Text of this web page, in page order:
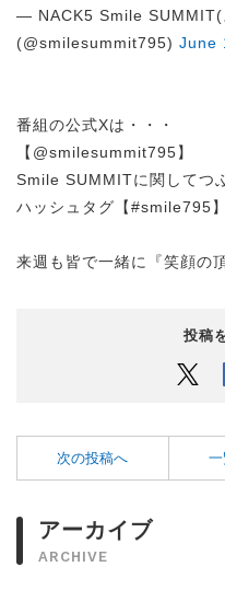
— NACK5 Smile SUMMIT(
(@smilesummit795) June
番組の公式Xは・・・
【@smilesummit795】
Smile SUMMITに関してつ
ハッシュタグ【#smile795
来週も皆で一緒に『笑顔の
投稿
次の投稿へ
アーカイブ
ARCHIVE